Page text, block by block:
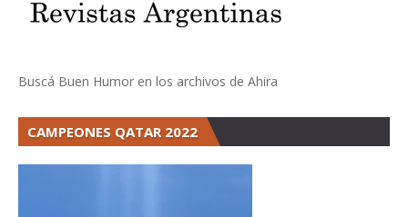
Buscá Buen Humor en los archivos de Ahira
CAMPEONES QATAR 2022